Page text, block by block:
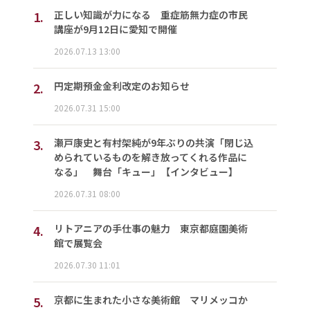
1.
正しい知識が力になる 重症筋無力症の市民
講座が9月12日に愛知で開催
2026.07.13 13:00
2. 円定期預金金利改定のお知らせ
2026.07.31 15:00
3.
瀬戸康史と有村架純が9年ぶりの共演「閉じ込
められているものを解き放ってくれる作品に
なる」 舞台「キュー」【インタビュー】
2026.07.31 08:00
4.
リトアニアの手仕事の魅力 東京都庭園美術
館で展覧会
2026.07.30 11:01
5.
京都に生まれた小さな美術館 マリメッコか